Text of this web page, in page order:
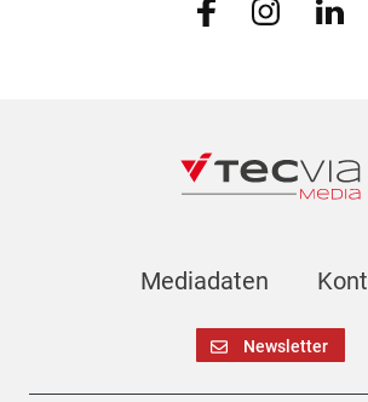
Mediadaten
Newsletter